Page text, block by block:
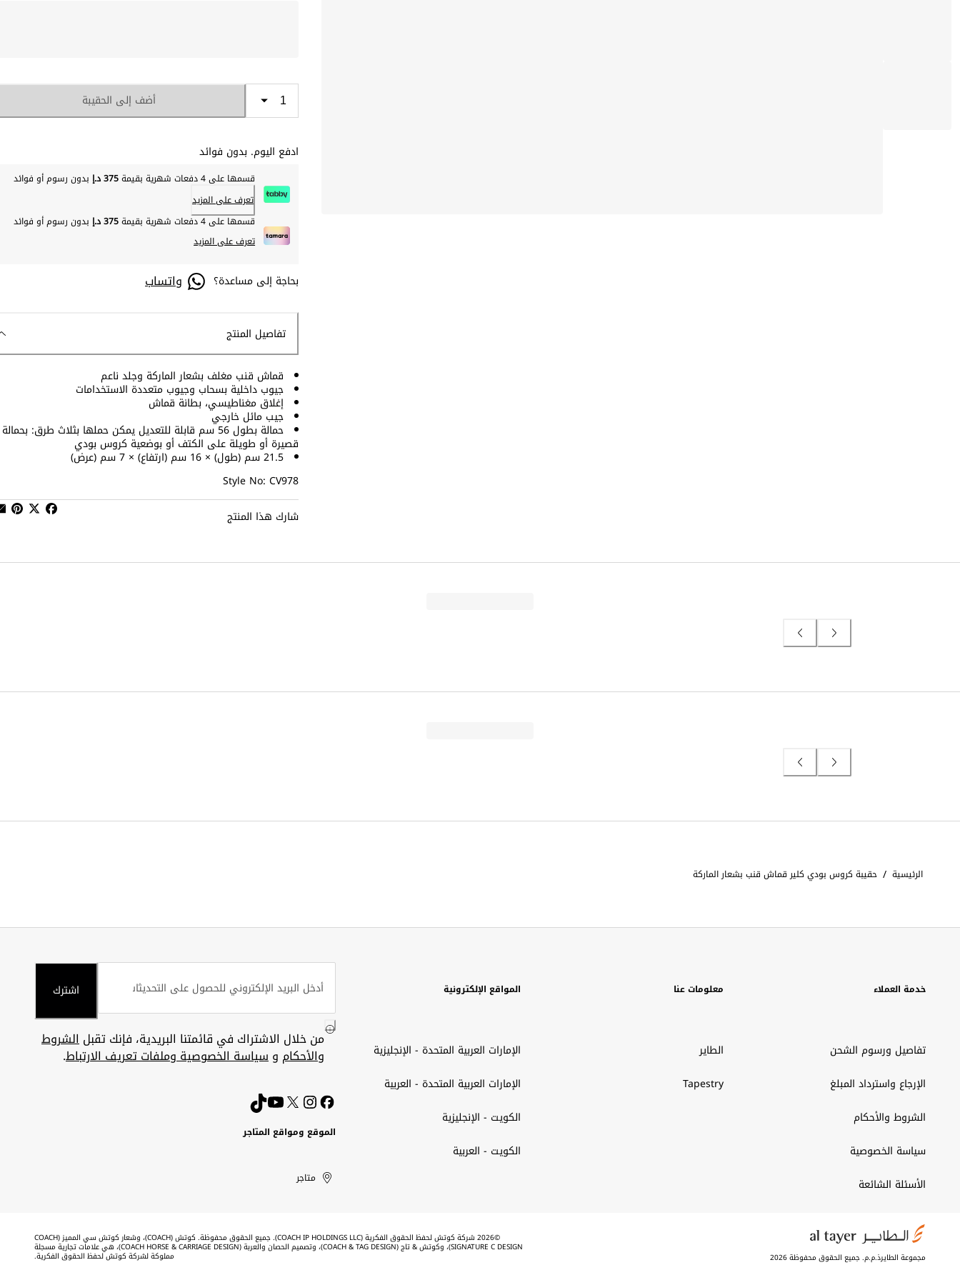
أضف إلى الحقيبة
ادفع اليوم. بدون فوائد
قسمها على 4 دفعات شهرية بقيمة 375 د.إ
بدون رسوم أو فوائد
تعرف على المزيد
قسمها على 4 دفعات شهرية بقيمة
375 د.إ
بدون رسوم أو فوائد
تعرف على المزيد
بحاجة إلى مساعدة؟ واتساب
تفاصيل المنتج
قماش قنب مغلف بشعار الماركة وجلد ناعم
جيوب داخلية بسحاب وجيوب متعددة الاستخدامات
إغلاق مغناطيسي، بطانة قماش
جيب مائل خارجي
حمالة بطول 56 سم قابلة للتعديل يمكن حملها بثلاث طرق: بحمالة
قصيرة أو طويلة على الكتف أو بوضعية كروس بودي
21.5 سم (طول) × 16 سم (ارتفاع) × 7 سم (عرض)
Style No: CV978
شارك هذا المنتج
الرئيسية / حقيبة كروس بودي كلير قماش قنب بشعار الماركة
خدمة العملاء
تفاصيل ورسوم الشحن
الإرجاع واسترداد المبلغ
الشروط والأحكام
سياسة الخصوصية
الأسئلة الشائعة
معلومات عنا
الطاير
Tapestry
المواقع الإلكترونية
الإمارات العربية المتحدة - الإنجليزية
الإمارات العربية المتحدة - العربية
الكويت - الإنجليزية
الكويت - العربية
اشترك
من خلال الاشتراك في قائمتنا البريدية، فإنك تقبلالشروط
والأحكام وسياسة الخصوصية وملفات تعريف الارتباط.
الموقع ومواقع المتاجر
United
Arab
Kuwait
الإمارات
العربية
الكويت
متاجر
مجموعة الطايرذ.م.م. جميع الحقوق محفوظة 2026
©2026 شركة كوتش لحفظ الحقوق الفكرية (COACH IP HOLDINGS LLC). جميع الحقوق محفوظة. كوتش (COACH)، وشعار كوتش سي المميز (COACH
SIGNATURE C DESIGN)، وكوتش & تاج (COACH & TAG DESIGN)، وتصميم الحصان والعربة (COACH HORSE & CARRIAGE DESIGN)، هي علامات تجارية مسجلة
مملوكة لشركة كوتش لحفظ الحقوق الفكرية.